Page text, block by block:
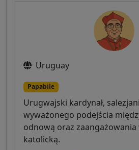
Uruguay
Papabile
Urugwajski kardynał,
wyważonego podejścia
odnową oraz zaangażowania
katolicką.